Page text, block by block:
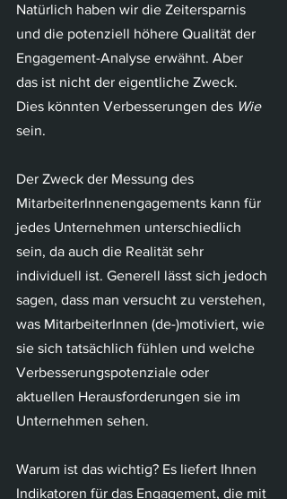
Natürlich haben wir die Zeitersparnis
und die potenziell höhere Qualität der
Engagement-Analyse erwähnt. Aber
das ist nicht der eigentliche Zweck.
Dies könnten Verbesserungen des Wie
sein.
Der Zweck der Messung des
MitarbeiterInnenengagements kann für
jedes Unternehmen unterschiedlich
sein, da auch die Realität sehr
individuell ist. Generell lässt sich jedoch
sagen, dass man versucht zu verstehen,
was MitarbeiterInnen (de-)motiviert, wie
sie sich tatsächlich fühlen und welche
Verbesserungspotenziale oder
aktuellen Herausforderungen sie im
Unternehmen sehen.
Warum ist das wichtig? Es liefert Ihnen
Indikatoren für das Engagement, die mit